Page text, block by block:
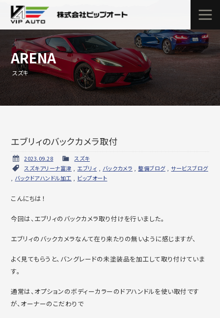
ARENA
スズキ
エブリィのバックカメラ取付
2023.09.28
スズキ
スズキアリーナ富津
エブリィ バックカメラ ,整備ブログ,サービスブログ
バックドアハンドル加工 ビップオート
こんにちは！
今回は、エブリィのバックカメラ取り付けを行いました。
エブリィのバックカメラなんて在り来たりの無いように感じますが、
よく見てもらうと、バングレードの未塗装品を加工して取り付けていま
す。
通常は、オプションのボディーカラーのドアハンドルを使い取付です
が、オーナーのこだわりで